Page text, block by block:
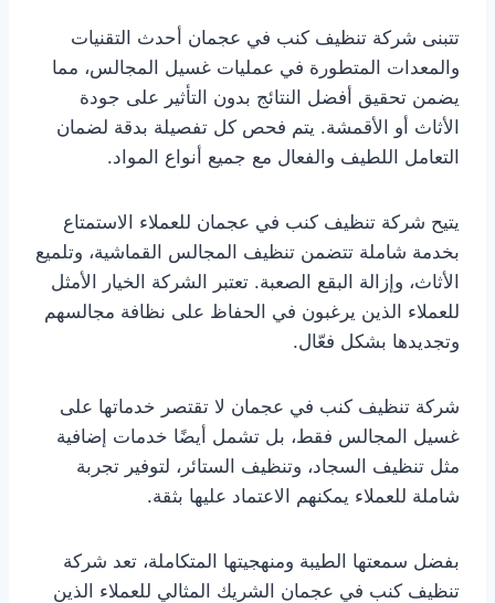
تتبنى شركة تنظيف كنب في عجمان أحدث التقنيات
والمعدات المتطورة في عمليات غسيل المجالس، مما
يضمن تحقيق أفضل النتائج بدون التأثير على جودة
الأثاث أو الأقمشة. يتم فحص كل تفصيلة بدقة لضمان
التعامل اللطيف والفعال مع جميع أنواع المواد.
يتيح شركة تنظيف كنب في عجمان للعملاء الاستمتاع
بخدمة شاملة تتضمن تنظيف المجالس القماشية، وتلميع
الأثاث، وإزالة البقع الصعبة. تعتبر الشركة الخيار الأمثل
للعملاء الذين يرغبون في الحفاظ على نظافة مجالسهم
وتجديدها بشكل فعّال.
شركة تنظيف كنب في عجمان لا تقتصر خدماتها على
غسيل المجالس فقط، بل تشمل أيضًا خدمات إضافية
مثل تنظيف السجاد، وتنظيف الستائر، لتوفير تجربة
شاملة للعملاء يمكنهم الاعتماد عليها بثقة.
بفضل سمعتها الطيبة ومنهجيتها المتكاملة، تعد شركة
تنظيف كنب في عجمان الشريك المثالي للعملاء الذين